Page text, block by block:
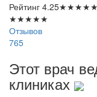
Рейтинг 4.25★★★★★
★★★★★
Отзывов
765
Этот врач
клиниках